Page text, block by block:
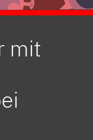
mit